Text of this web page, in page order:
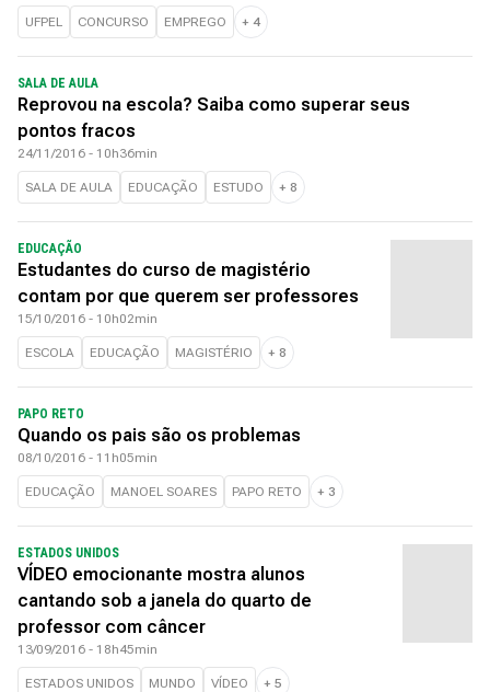
UFPEL CONCURSO EMPREGO + 4
SALA DE AULA
Reprovou na escola? Saiba como superar seus
pontos fracos
24/11/2016 - 10h36min
SALA DE AULA EDUCAÇÃO ESTUDO + 8
EDUCAÇÃO
Estudantes do curso de magistério
contam por que querem ser professores
15/10/2016 - 10h02min
ESCOLA EDUCAÇÃO MAGISTÉRIO + 8
PAPO RETO
Quando os pais são os problemas
08/10/2016 - 11h05min
EDUCAÇÃO MANOEL SOARES PAPO RETO + 3
ESTADOS UNIDOS
VÍDEO emocionante mostra alunos
cantando sob a janela do quarto de
professor com câncer
13/09/2016 - 18h45min
ESTADOS UNIDOS MUNDO VÍDEO + 5